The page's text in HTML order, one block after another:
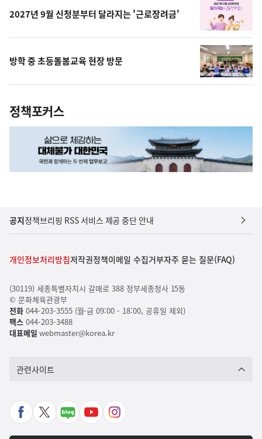
2027년 9월 신청분부터 달라지는 '근로장려금'
방학 중 초등돌봄교육 현장 방문
정책포커스
공지정책브리핑 RSS 서비스 제공 중단 안내
개인정보처리방침저작권정책이메일 수집거부자주 묻는 질문(FAQ)
(30119) 세종특별자치시 갈매로 388 정부세종청사 15동
© 문화체육관광부
전화044-203-3555 (월-금 09:00 - 18:00, 공휴일 제외)
팩스044-203-3488
대표메일 webmaster@korea.kr
관련사이트
페
X
네
유
인